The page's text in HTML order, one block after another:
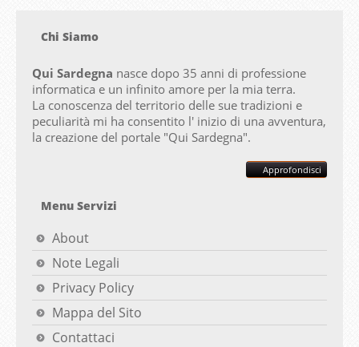
Chi Siamo
Qui Sardegna nasce dopo 35 anni di professione
informatica e un infinito amore per la mia terra.
La conoscenza del territorio delle sue tradizioni e
peculiarità mi ha consentito l' inizio di una avventura,
la creazione del portale "Qui Sardegna".
Approfondisci
Menu Servizi
About
Note Legali
Privacy Policy
Mappa del Sito
Contattaci